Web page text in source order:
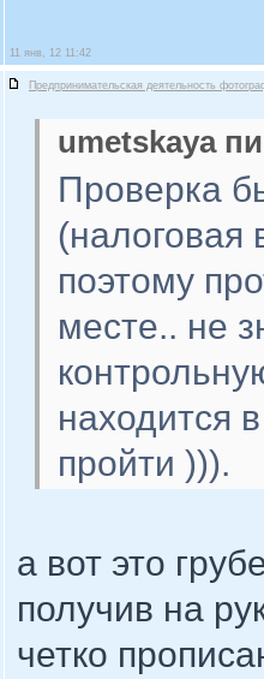
11 янв, 12 11:42
Предпринимательская деятельность
umetskaya
Проверка
(налоговая
поэтому
месте.. не
находится
пройти ))).
а вот это
получив на
четко